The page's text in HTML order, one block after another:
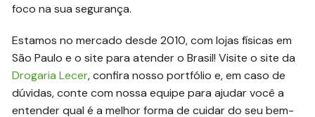
foco na sua segurança.
Estamos no mercado desde 2010, com lojas físicas em
São Paulo e o site para atender o Brasil! Visite o site da
Drogaria Lecer, confira nosso portfólio e, em caso de
dúvidas, conte com nossa equipe para ajudar você a
entender qual é a melhor forma de cuidar do seu bem-